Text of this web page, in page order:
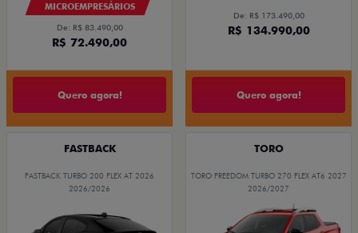
MICROEMPRESÁRIOS
De: R$ 83.490,00
R$ 72.490,00
Quero agora!
De: R$ 173.490,00
R$ 134.990,00
Quero agora!
FASTBACK
FASTBACK TURBO 200 FLEX AT 2026
2026/2026
TORO
TORO FREEDOM TURBO 270 FLEX AT6 2027
2026/2027